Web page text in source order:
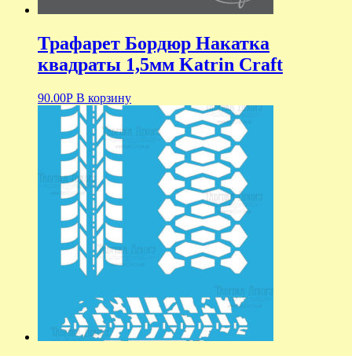
Трафарет Бордюр Накатка
квадраты 1,5мм Katrin Craft
90.00Р В корзину